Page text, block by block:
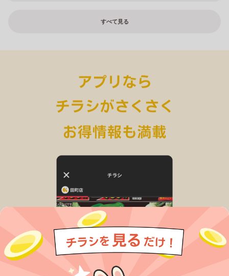
すべて見る